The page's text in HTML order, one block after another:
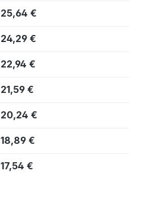
25,64 €
24,29 €
22,94 €
21,59 €
20,24 €
18,89 €
17,54 €